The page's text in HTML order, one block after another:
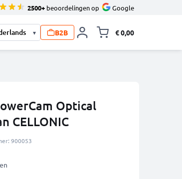
2500+ beoordelingen op Google
▾ B2B € 0,00
Optical
CELLONIC
900053